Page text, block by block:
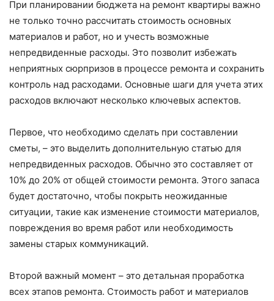
При планировании бюджета на ремонт квартиры важно
не только точно рассчитать стоимость основных
материалов и работ, но и учесть возможные
непредвиденные расходы. Это позволит избежать
неприятных сюрпризов в процессе ремонта и сохранить
контроль над расходами. Основные шаги для учета этих
расходов включают несколько ключевых аспектов.
Первое, что необходимо сделать при составлении
сметы, – это выделить дополнительную статью для
непредвиденных расходов. Обычно это составляет от
10% до 20% от общей стоимости ремонта. Этого запаса
будет достаточно, чтобы покрыть неожиданные
ситуации, такие как изменение стоимости материалов,
повреждения во время работ или необходимость
замены старых коммуникаций.
Второй важный момент – это детальная проработка
всех этапов ремонта. Стоимость работ и материалов